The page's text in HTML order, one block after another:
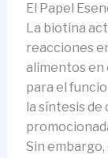
El Papel
La biotina
reacciones
alimentos en
para el
la síntesis
Sin